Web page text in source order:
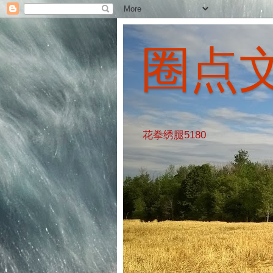
圈点
花拳绣腿5180